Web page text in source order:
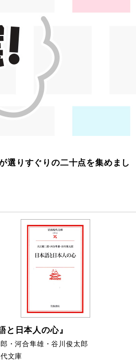
選りすぐりの二十点を集めまし
と日本人の心』
・河合隼雄・谷川俊太郎
文庫